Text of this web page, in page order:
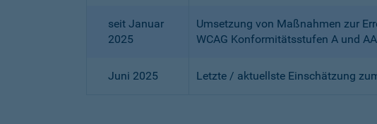
seit Januar
2025
Umsetzung von Maßnahmen zur
WCAG Konformitätsstufen A und AA
Juni 2025 Letzte / aktuellste Einschätzung